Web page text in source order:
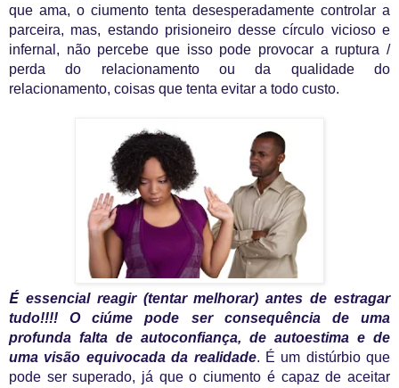
que ama, o ciumento tenta desesperadamente controlar a
parceira, mas, estando prisioneiro desse círculo vicioso e
infernal, não percebe que isso pode provocar a ruptura /
perda do relacionamento ou da qualidade do
relacionamento, coisas que tenta evitar a todo custo.
Éessencial reagir (tentar melhorar) antes de estragar
tudo!!!!
O ciúme pode ser consequência de uma
profunda falta de autoconfiança, de autoestima e de
uma visão equivocada da realidade. É um distúrbio que
pode ser superado, já que o ciumento é capaz de aceitar